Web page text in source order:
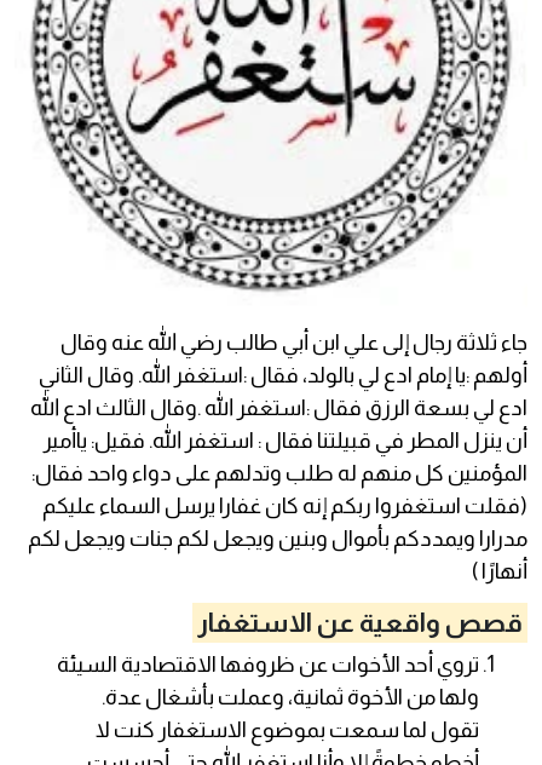
جاء ثلاثة رجال إلى علي ابن أبي طالب رضي الله عنه وقال
أولهم :يا إمام ادع لي بالولد، فقال :استغفر الله. وقال الثاني
ادع لي بسعة الرزق فقال :استغفر الله .وقال الثالث ادع الله
أن ينزل المطر في قبيلتنا فقال : استغفر الله. فقيل: ياأمير
المؤمنين كل منهم له طلب وتدلهم على دواء واحد فقال:
(فقلت استغفروا ربكم إنه كان غفارا يرسل السماء عليكم
مدرارا ويمددكم بأموال وبنين ويجعل لكم جنات ويجعل لكم
أنهارًا )
قصص واقعية عن الاستغفار
تروي أحد الأخوات عن ظروفها الاقتصادية السيئة
ولها من الأخوة ثمانية، وعملت بأشغال عدة.
تقول لما سمعت بموضوع الاستغفار كنت لا